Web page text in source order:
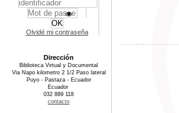
Olvidé mi contraseña
Dirección
Biblioteca Virtual y Documental
Via Napo kilometro 2 1/2 Paso lateral
Puyo - Pastaza - Ecuador
Ecuador
032 889 118
contacto